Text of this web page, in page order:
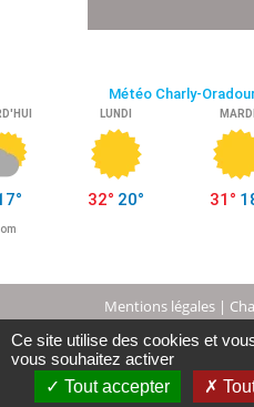
Mentions légales |
Conception Citopia-
mairie et
Ce site utilise des cookies et
vous souhaitez activer
Tout accepter